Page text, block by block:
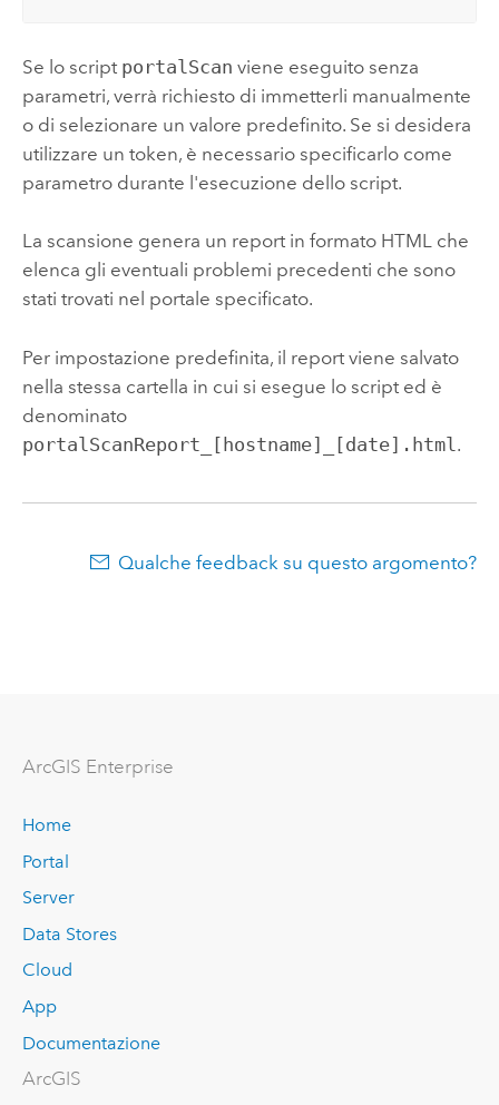
Se lo script portalScan viene eseguito senza
parametri, verrà richiesto di immetterli manualmente
o di selezionare un valore predefinito. Se si desidera
utilizzare un token, è necessario specificarlo come
parametro durante l'esecuzione dello script.
La scansione genera un report in formato HTML che
elenca gli eventuali problemi precedenti che sono
stati trovati nel portale specificato.
Per impostazione predefinita, il report viene salvato
nella stessa cartella in cui si esegue lo script ed è
denominato
portalScanReport_[hostname]_[date].html .
Qualche feedback su questo argomento?
ArcGIS Enterprise
Home
Portal
Server
Data Stores
Cloud
App
Documentazione
ArcGIS